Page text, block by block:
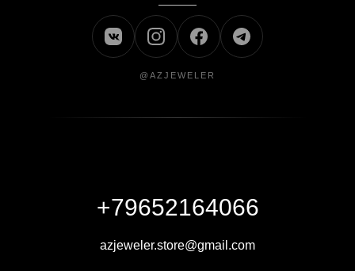
@AZJEWELER
+79652164066
azjeweler.store@gmail.com